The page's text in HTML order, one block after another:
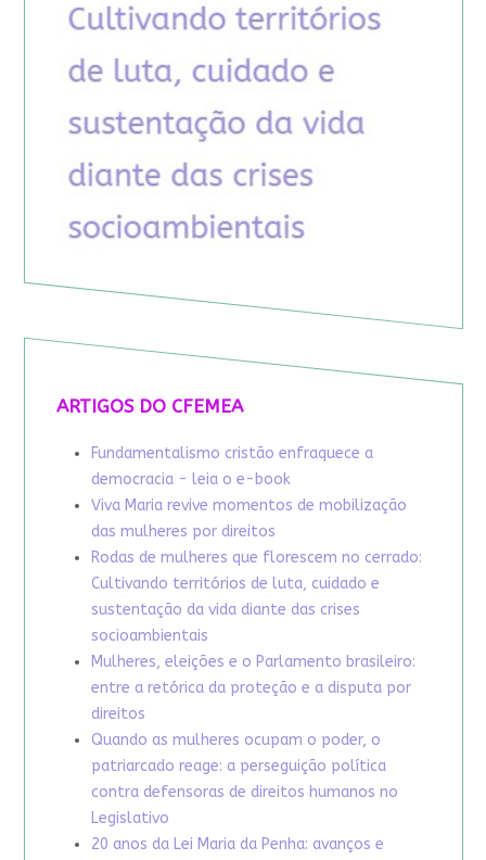
ARTIGOS DO CFEMEA
Fundamentalismo cristão enfraquece a
democracia - leia o e-book
Viva Maria revive momentos de mobilização
das mulheres por direitos
Rodas de mulheres que florescem no cerrado:
Cultivando territórios de luta, cuidado e
sustentação da vida diante das crises
socioambientais
Mulheres, eleições e o Parlamento brasileiro:
entre a retórica da proteção e a disputa por
direitos
Quando as mulheres ocupam o poder, o
patriarcado reage: a perseguição política
contra defensoras de direitos humanos no
Legislativo
20 anos da Lei Maria da Penha: avanços e